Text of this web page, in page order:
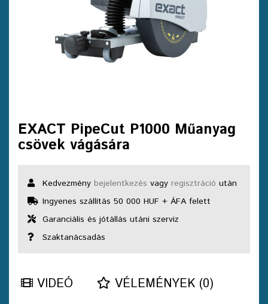
EXACT PipeCut P1000 Műanyag
csövek vágására
Kedvezmény bejelentkezés vagy regisztráció után
Ingyenes szállítás 50 000 HUF + ÁFA felett
Garanciális és jótállás utáni szerviz
Szaktanácsadás
VIDEÓ VÉLEMÉNYEK (0)